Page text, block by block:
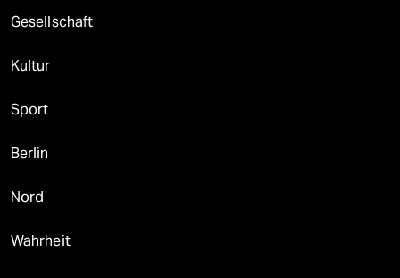
Gesellschaft
Kultur
Sport
Berlin
Nord
Wahrheit